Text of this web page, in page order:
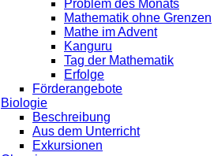
Problem des Monats
Mathematik ohne Grenzen
Mathe im Advent
Kanguru
Tag der Mathematik
Erfolge
Förderangebote
Biologie
Beschreibung
Aus dem Unterricht
Exkursionen